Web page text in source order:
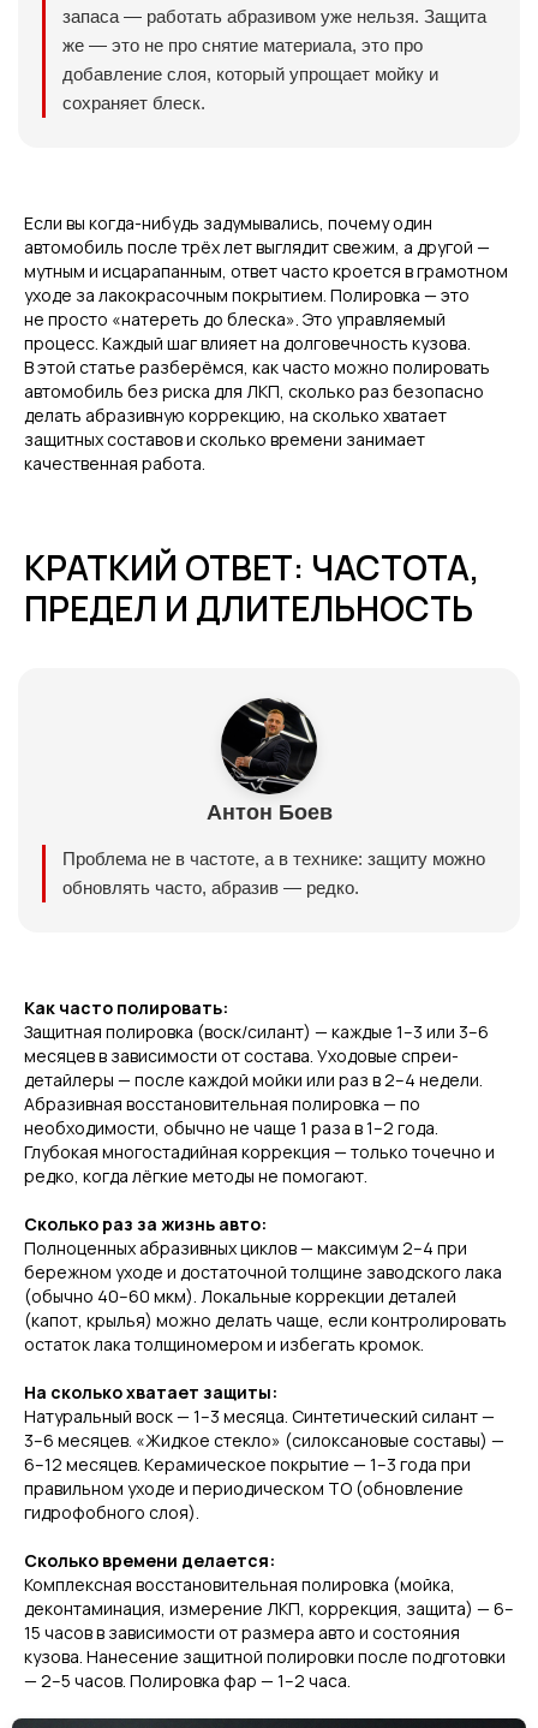
запаса — работать абразивом уже нельзя. Защита
же — это не про снятие материала, это про
добавление слоя, который упрощает мойку и
сохраняет блеск.
Если вы когда-нибудь задумывались, почему один
автомобиль после трёх лет выглядит свежим, а другой —
мутным и исцарапанным, ответ часто кроется в грамотном
уходе за лакокрасочным покрытием. Полировка — это
не просто «натереть до блеска». Это управляемый
процесс. Каждый шаг влияет на долговечность кузова.
В этой статье разберёмся, как часто можно полировать
автомобиль без риска для ЛКП, сколько раз безопасно
делать абразивную коррекцию, на сколько хватает
защитных составов и сколько времени занимает
качественная работа.
КРАТКИЙ ОТВЕТ: ЧАСТОТА,
ПРЕДЕЛ И ДЛИТЕЛЬНОСТЬ
Антон Боев
Проблема не в частоте, а в технике: защиту можно
обновлять часто, абразив — редко.
Как часто полировать:
Защитная полировка (воск/силант) — каждые 1–3 или 3–6
месяцев в зависимости от состава. Уходовые спреи-
детайлеры — после каждой мойки или раз в 2–4 недели.
Абразивная восстановительная полировка — по
необходимости, обычно не чаще 1 раза в 1–2 года.
Глубокая многостадийная коррекция — только точечно и
редко, когда лёгкие методы не помогают.
Сколько раз за жизнь авто:
Полноценных абразивных циклов — максимум 2–4 при
бережном уходе и достаточной толщине заводского лака
(обычно 40–60 мкм). Локальные коррекции деталей
(капот, крылья) можно делать чаще, если контролировать
остаток лака толщиномером и избегать кромок.
На сколько хватает защиты:
Натуральный воск — 1–3 месяца. Синтетический силант —
3–6 месяцев. «Жидкое стекло» (силоксановые составы) —
6–12 месяцев. Керамическое покрытие — 1–3 года при
правильном уходе и периодическом ТО (обновление
гидрофобного слоя).
Сколько времени делается:
Комплексная восстановительная полировка (мойка,
деконтаминация, измерение ЛКП, коррекция, защита) — 6–
15 часов в зависимости от размера авто и состояния
кузова. Нанесение защитной полировки после подготовки
— 2–5 часов. Полировка фар — 1–2 часа.